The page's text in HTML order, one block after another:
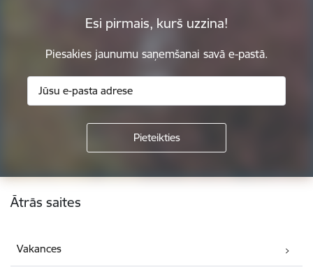
Esi pirmais, kurš uzzina!
Piesakies jaunumu saņemšanai savā e-pastā.
Kājene
Ātrās saites
Vakances